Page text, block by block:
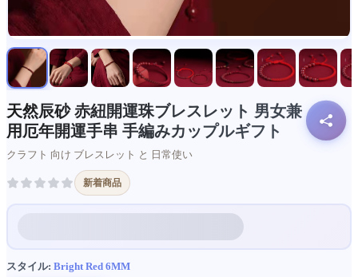
天然辰砂 赤紐開運珠ブレスレット 男女兼
用厄年開運手串 手編みカップルギフト
クラフト 向け ブレスレット と 日常使い
新着商品
スタイル: Bright Red 6MM